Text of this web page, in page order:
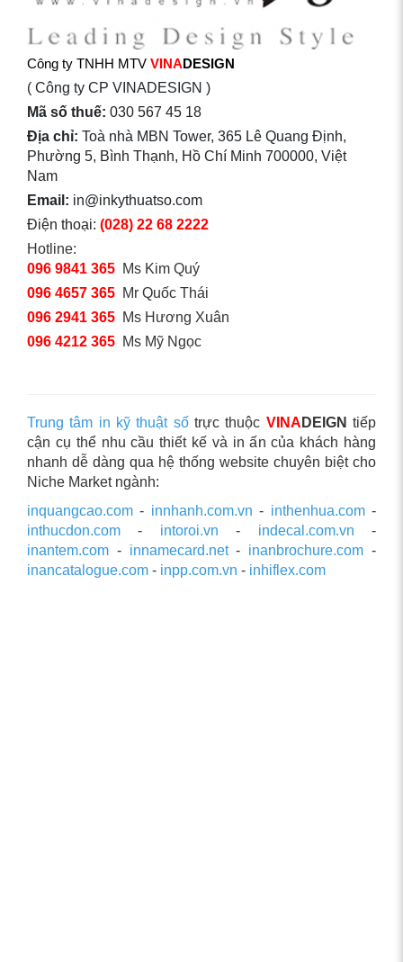
Công ty TNHH MTV VINADESIGN
( Công ty CP VINADESIGN )
Mã số thuế: 030 567 45 18
Địa chỉ: Toà nhà MBN Tower, 365 Lê Quang Định,
Phường 5, Bình Thạnh, Hồ Chí Minh 700000, Việt
Nam
Email: in@inkythuatso.com
Điện thoại: (028) 22 68 2222
Hotline:
096 9841 365 Ms Kim Quý
096 4657 365 Mr Quốc Thái
096 2941 365 Ms Hương Xuân
096 4212 365 Ms Mỹ Ngọc
Trung tâm in kỹ thuật sốtrực thuộc VINA DEIGN tiếp
cận cụ thể nhu cầu thiết kế và in ấn của khách hàng
nhanh dễ dàng qua hệ thống website chuyên biệt cho
Niche Market ngành:
inquangcao.com - innhanh.com.vn - inthenhua.com-
inthucdon.com - intoroi.vn - indecal.com.vn -
inantem.com - innamecard.net- inanbrochure.com -
inancatalogue.com - inpp.com.vn - inhiflex.com